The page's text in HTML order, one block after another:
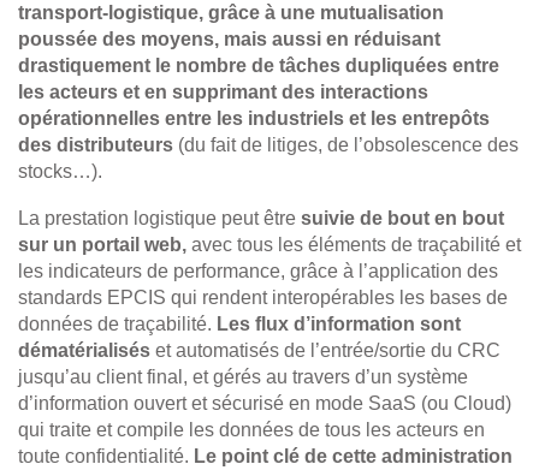
transport-logistique, grâce à une mutualisation
poussée des moyens, mais aussi en réduisant
drastiquement le nombre de tâches dupliquées entre
les acteurs et en supprimant des interactions
opérationnelles entre les industriels et les entrepôts
des distributeurs (du fait de litiges, de l’obsolescence des
stocks…).
La prestation logistique peut être suivie de bout en bout
sur un portail web, avec tous les éléments de traçabilité et
les indicateurs de performance, grâce à l’application des
standards EPCIS qui rendent interopérables les bases de
données de traçabilité. Les flux d’information sont
dématérialisés et automatisés de l’entrée/sortie du CRC
jusqu’au client final, et gérés au travers d’un système
d’information ouvert et sécurisé en mode SaaS (ou Cloud)
qui traite et compile les données de tous les acteurs en
toute confidentialité. Le point clé de cette administration